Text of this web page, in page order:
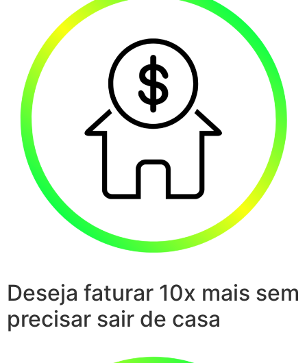
Deseja faturar 10x mais sem
precisar sair de casa